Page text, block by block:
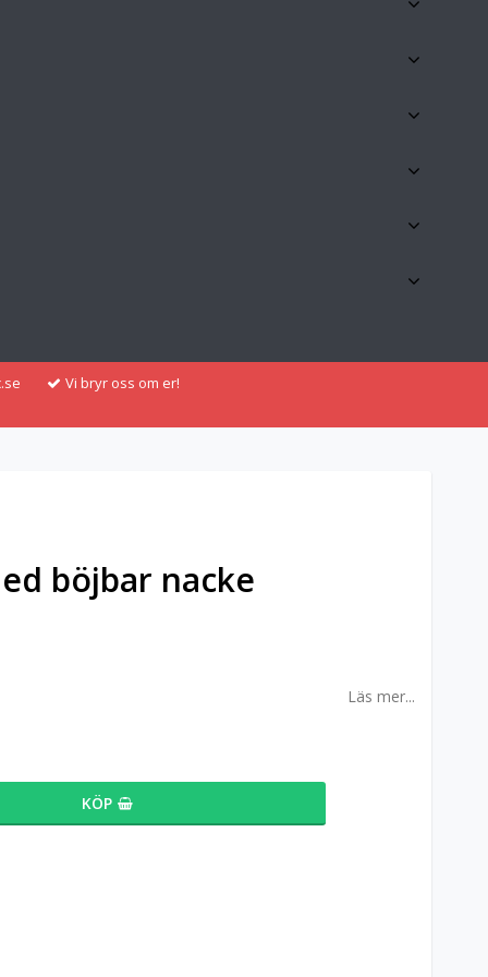
Vi bryr oss om er!
böjbar nacke
Läs mer...
KÖP